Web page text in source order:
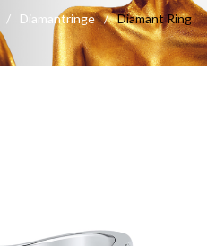
/ Diamantringe / Diamant Ring